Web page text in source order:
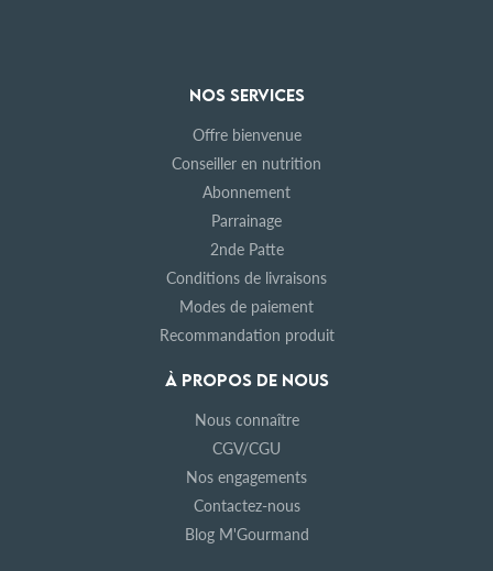
NOS SERVICES
Offre bienvenue
Conseiller en nutrition
Abonnement
Parrainage
2nde Patte
Conditions de livraisons
Modes de paiement
Recommandation produit
À PROPOS DE NOUS
Nous connaître
CGV/CGU
Nos engagements
Contactez-nous
Blog M'Gourmand